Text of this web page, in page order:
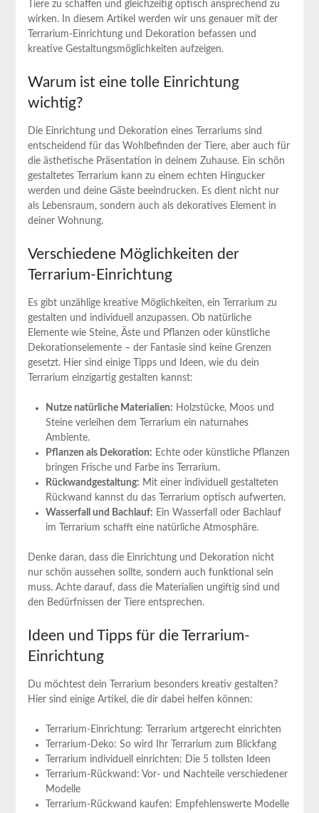
Tiere zu schaffen und gleichzeitig optisch ansprechend zu
wirken. In diesem Artikel werden wir uns genauer mit der
Terrarium-Einrichtung und Dekoration befassen und
kreative Gestaltungsmöglichkeiten aufzeigen.
Warum ist eine tolle Einrichtung
wichtig?
Die Einrichtung und Dekoration eines Terrariums sind
entscheidend für das Wohlbefinden der Tiere, aber auch für
die ästhetische Präsentation in deinem Zuhause. Ein schön
gestaltetes Terrarium kann zu einem echten Hingucker
werden und deine Gäste beeindrucken. Es dient nicht nur
als Lebensraum, sondern auch als dekoratives Element in
deiner Wohnung.
Verschiedene Möglichkeiten der
Terrarium-Einrichtung
Es gibt unzählige kreative Möglichkeiten, ein Terrarium zu
gestalten und individuell anzupassen. Ob natürliche
Elemente wie Steine, Äste und Pflanzen oder künstliche
Dekorationselemente – der Fantasie sind keine Grenzen
gesetzt. Hier sind einige Tipps und Ideen, wie du dein
Terrarium einzigartig gestalten kannst:
Nutze natürliche Materialien: Holzstücke, Moos und
Steine verleihen dem Terrarium ein naturnahes
Ambiente.
Pflanzen als Dekoration: Echte oder künstliche Pflanzen
bringen Frische und Farbe ins Terrarium.
Rückwandgestaltung: Mit einer individuell gestalteten
Rückwand kannst du das Terrarium optisch aufwerten.
Wasserfall und Bachlauf: Ein Wasserfall oder Bachlauf
im Terrarium schafft eine natürliche Atmosphäre.
Denke daran, dass die Einrichtung und Dekoration nicht
nur schön aussehen sollte, sondern auch funktional sein
muss. Achte darauf, dass die Materialien ungiftig sind und
den Bedürfnissen der Tiere entsprechen.
Ideen und Tipps für die Terrarium-
Einrichtung
Du möchtest dein Terrarium besonders kreativ gestalten?
Hier sind einige Artikel, die dir dabei helfen können:
Terrarium-Einrichtung: Terrarium artgerecht einrichten
Terrarium-Deko: So wird Ihr Terrarium zum Blickfang
Terrarium individuell einrichten: Die 5 tollsten Ideen
Terrarium-Rückwand: Vor- und Nachteile verschiedener
Modelle
Terrarium-Rückwand kaufen: Empfehlenswerte Modelle